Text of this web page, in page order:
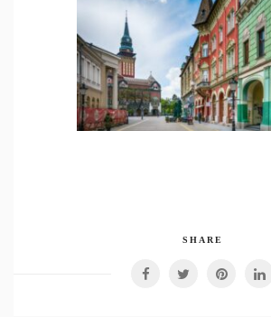
SHARE